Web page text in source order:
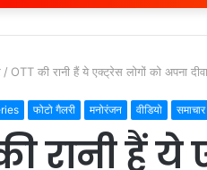
/ OTT की रानी हैं ये एक्ट्रेस लोगों को अपना
फोटो गैलरी मनोरंजन वीडियो समाचार
रानी हैं